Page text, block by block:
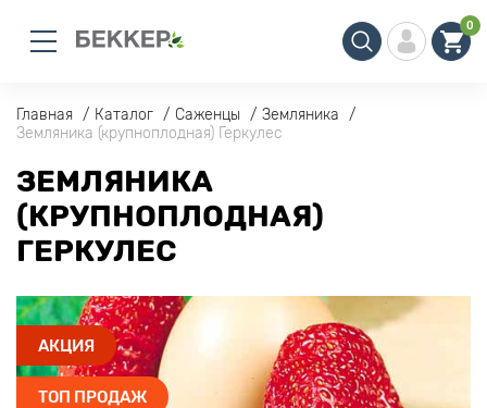
0
Главная Каталог Саженцы
Земляника
Земляника (крупноплодная) Геркулес
ЗЕМЛЯНИКА
(КРУПНОПЛОДНАЯ)
ГЕРКУЛЕС
АКЦИЯ
ТОП ПРОДАЖ